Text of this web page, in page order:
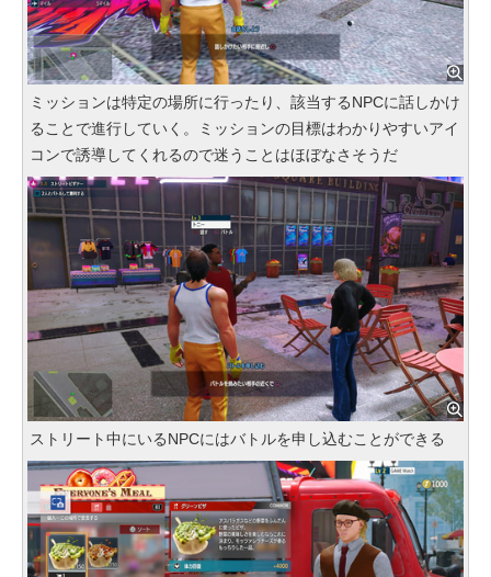
ミッションは特定の場所に行ったり、該当するNPCに話しかけ
ることで進行していく。ミッションの目標はわかりやすいアイ
コンで誘導してくれるので迷うことはほぼなさそうだ
ストリート中にいるNPCにはバトルを申し込むことができる